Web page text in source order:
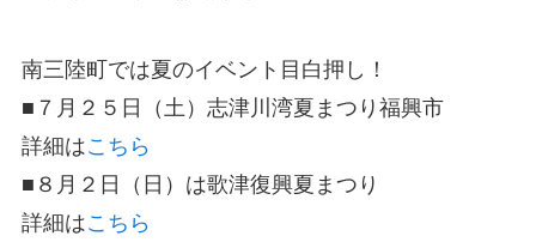
南三陸町では夏のイベント目白押し！
■７月２５日（土）志津川湾夏まつり福興市
詳細はこちら
■８月２日（日）は歌津復興夏まつり
詳細はこちら